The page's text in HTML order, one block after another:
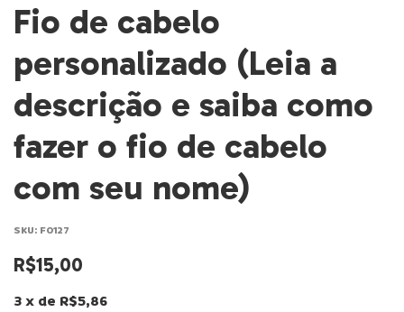
Fio de cabelo
personalizado (Leia a
descrição e saiba como
fazer o fio de cabelo
com seu nome)
SKU: F0127
R$15,00
3x de R$5,86